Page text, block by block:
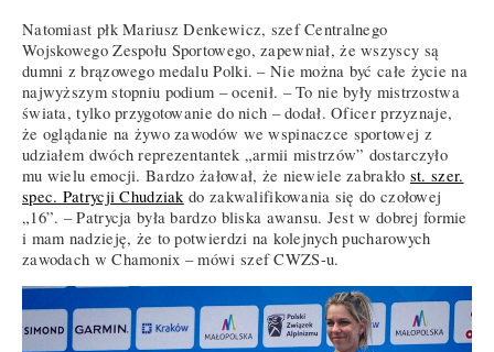
Natomiast płk Mariusz Denkewicz, szef Centralnego
Wojskowego Zespołu Sportowego, zapewniał, że wszyscy są
dumni z brązowego medalu Polki. – Nie można być całe życie na
najwyższym stopniu podium – ocenił. – To nie były mistrzostwa
świata, tylko przygotowanie do nich – dodał. Oficer przyznaje,
że oglądanie na żywo zawodów we wspinaczce sportowej z
udziałem dwóch reprezentantek „armii mistrzów” dostarczyło
mu wielu emocji. Bardzo żałował, że niewiele zabrakło st. szer.
spec. Patrycji Chudziakdo zakwalifikowania się do czołowej
„16”. – Patrycja była bardzo bliska awansu. Jest w dobrej formie
i mam nadzieję, że to potwierdzi na kolejnych pucharowych
zawodach w Chamonix – mówi szef CWZS-u.